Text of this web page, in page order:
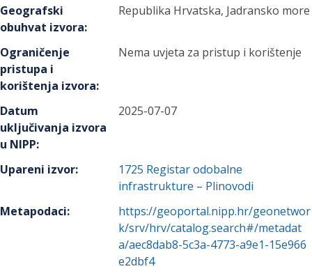
Geografski
obuhvat izvora:
Republika Hrvatska, Jadransko more
Ograničenje
pristupa i
korištenja izvora:
Nema uvjeta za pristup i korištenje
Datum
uključivanja izvora
u NIPP:
2025-07-07
Upareni izvor: 1725 Registar odobalne
infrastrukture – Plinovodi
Metapodaci:
https://geoportal.nipp.hr/geonetwor
k/srv/hrv/catalog.search#/metadat
a/aec8dab8-5c3a-4773-a9e1-15e966
e2dbf4